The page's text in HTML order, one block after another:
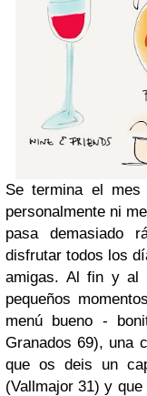
Se termina el
personalmente ni
pasa demasiado
disfrutar todos los
amigas. Al fin y al
pequeños
menú bueno -
Granados 69), una
que os deis un
(Vallmajor 31) y